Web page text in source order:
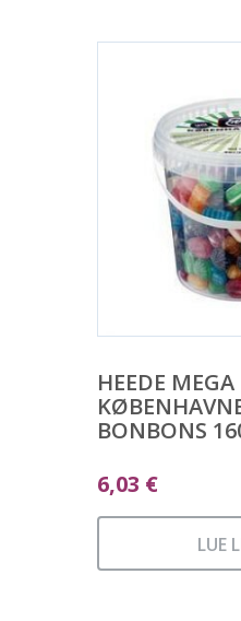
HEEDE MEGA
BONBONS
6,03 €
LUE